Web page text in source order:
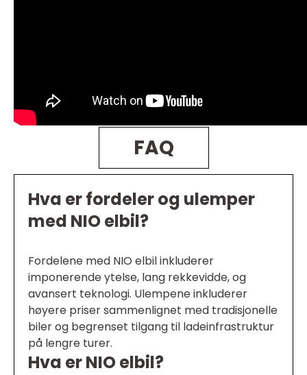
FAQ
Hva er fordeler og ulemper
med NIO elbil?
Fordelene med NIO elbil inkluderer
imponerende ytelse, lang rekkevidde, og
avansert teknologi. Ulempene inkluderer
høyere priser sammenlignet med tradisjonelle
biler og begrenset tilgang til ladeinfrastruktur
på lengre turer.
Hva er NIO elbil?